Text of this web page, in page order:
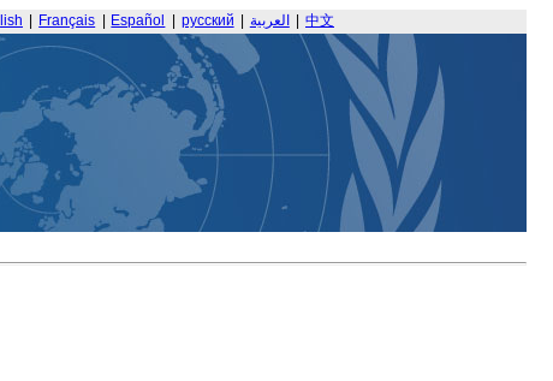
Français Español русский العربية 中文